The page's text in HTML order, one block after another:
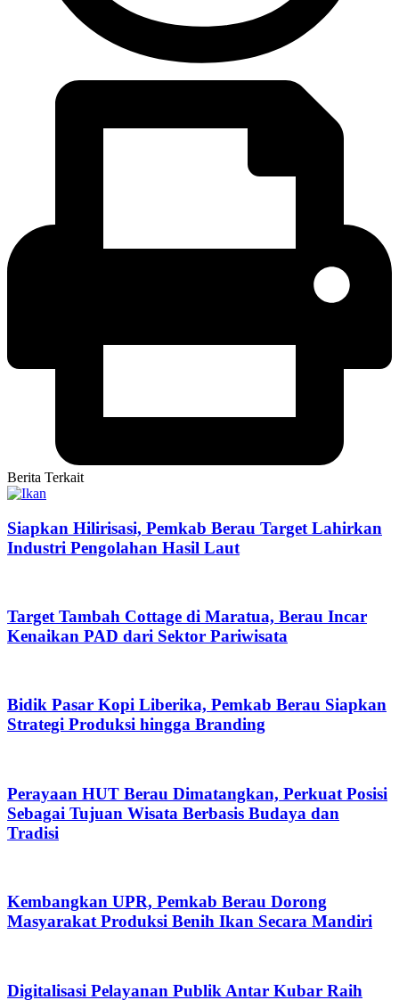
Berita Terkait
Siapkan Hilirisasi, Pemkab Berau Target Lahirkan
Industri Pengolahan Hasil Laut
Target Tambah Cottage di Maratua, Berau Incar
Kenaikan PAD dari Sektor Pariwisata
Bidik Pasar Kopi Liberika, Pemkab Berau Siapkan
Strategi Produksi hingga Branding
Perayaan HUT Berau Dimatangkan, Perkuat Posisi
Sebagai Tujuan Wisata Berbasis Budaya dan
Tradisi
Kembangkan UPR, Pemkab Berau Dorong
Masyarakat Produksi Benih Ikan Secara Mandiri
Digitalisasi Pelayanan Publik Antar Kubar Raih